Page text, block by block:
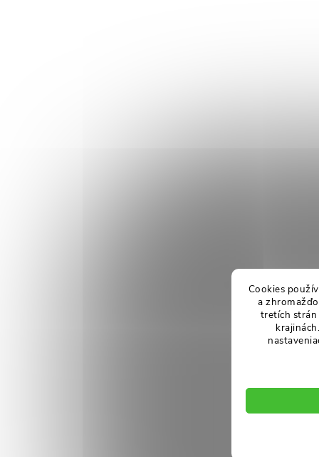
Cookies
a
tretích strán